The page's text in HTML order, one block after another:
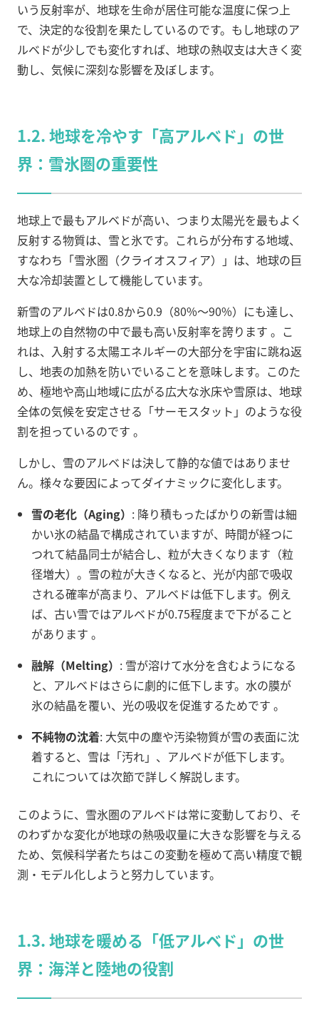
いう反射率が、地球を生命が居住可能な温度に保つ上
で、決定的な役割を果たしているのです。もし地球のア
ルベドが少しでも変化すれば、地球の熱収支は大きく変
動し、気候に深刻な影響を及ぼします。
1.2. 地球を冷やす「高アルベド」の世
界：雪氷圏の重要性
地球上で最もアルベドが高い、つまり太陽光を最もよく
反射する物質は、雪と氷です。これらが分布する地域、
すなわち「雪氷圏（クライオスフィア）」は、地球の巨
大な冷却装置として機能しています。
新雪のアルベドは0.8から0.9（80%～90%）にも達し、
地球上の自然物の中で最も高い反射率を誇ります 。こ
れは、入射する太陽エネルギーの大部分を宇宙に跳ね返
し、地表の加熱を防いでいることを意味します。このた
め、極地や高山地域に広がる広大な氷床や雪原は、地球
全体の気候を安定させる「サーモスタット」のような役
割を担っているのです 。
しかし、雪のアルベドは決して静的な値ではありませ
ん。様々な要因によってダイナミックに変化します。
雪の老化（Aging） : 降り積もったばかりの新雪は細
かい氷の結晶で構成されていますが、時間が経つに
つれて結晶同士が結合し、粒が大きくなります（粒
径増大）。雪の粒が大きくなると、光が内部で吸収
される確率が高まり、アルベドは低下します。例え
ば、古い雪ではアルベドが0.75程度まで下がること
があります 。
融解（Melting） : 雪が溶けて水分を含むようになる
と、アルベドはさらに劇的に低下します。水の膜が
氷の結晶を覆い、光の吸収を促進するためです 。
不純物の沈着: 大気中の塵や汚染物質が雪の表面に沈
着すると、雪は「汚れ」、アルベドが低下します。
これについては次節で詳しく解説します。
このように、雪氷圏のアルベドは常に変動しており、そ
のわずかな変化が地球の熱吸収量に大きな影響を与える
ため、気候科学者たちはこの変動を極めて高い精度で観
測・モデル化しようと努力しています。
1.3. 地球を暖める「低アルベド」の世
界：海洋と陸地の役割